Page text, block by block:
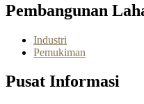
Pembangunan
Industri
Pemukiman
Pusat Informasi